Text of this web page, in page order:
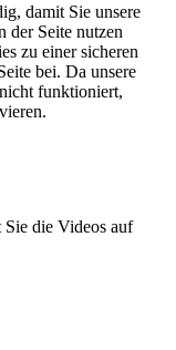
damit Sie unsere
der Seite nutzen
zu einer sicheren
bei. Da unsere
funktioniert,
die Videos auf